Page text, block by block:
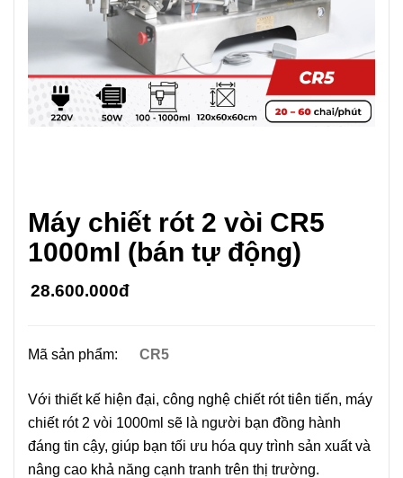
Máy chiết rót 2 vòi CR5
1000ml (bán tự động)
28.600.000đ
Mã sản phẩm: CR5
Với thiết kế hiện đại, công nghệ chiết rót tiên tiến, máy
chiết rót 2 vòi 1000ml sẽ là người bạn đồng hành
đáng tin cậy, giúp bạn tối ưu hóa quy trình sản xuất và
nâng cao khả năng cạnh tranh trên thị trường.